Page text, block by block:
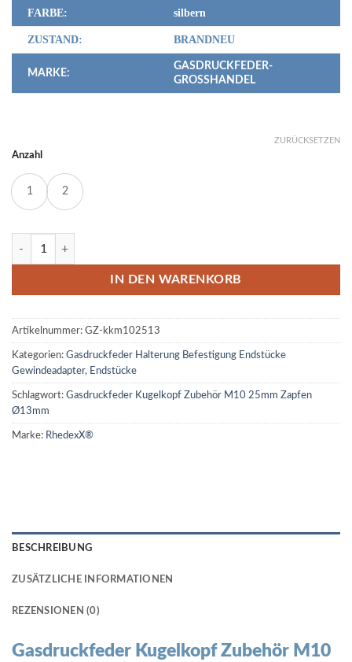
FARBE: silbern
ZUSTAND: BRANDNEU
MARKE:
GASDRUCKFEDER-
GROSSHANDEL
Anzahl
1 2
ZURÜCKSETZEN
Gasdruckfeder Kugelkopf Zubehör M10 25mm M10 Kugelzapfen
IN DEN WARENKORB
Artikelnummer: GZ-kkm102513
Kategorien: Gasdruckfeder Halterung Befestigung Endstücke
Gewindeadapter, Endstücke
Schlagwort: Gasdruckfeder Kugelkopf Zubehör M10 25mm Zapfen
Ø13mm
Marke: RhedexX®
BESCHREIBUNG
ZUSÄTZLICHE INFORMATIONEN
REZENSIONEN (0)
Gasdruckfeder Kugelkopf Zubehör M10